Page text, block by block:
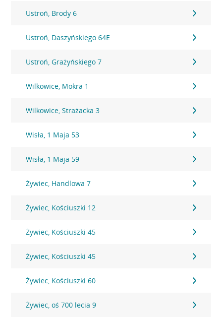
Ustroń, Brody 6
Ustroń, Daszyńskiego 64E
Ustroń, Grażyńskiego 7
Wilkowice, Mokra 1
Wilkowice, Strażacka 3
Wisła, 1 Maja 53
Wisła, 1 Maja 59
Żywiec, Handlowa 7
Żywiec, Kościuszki 12
Żywiec, Kościuszki 45
Żywiec, Kościuszki 45
Żywiec, Kościuszki 60
Żywiec, oś 700 lecia 9